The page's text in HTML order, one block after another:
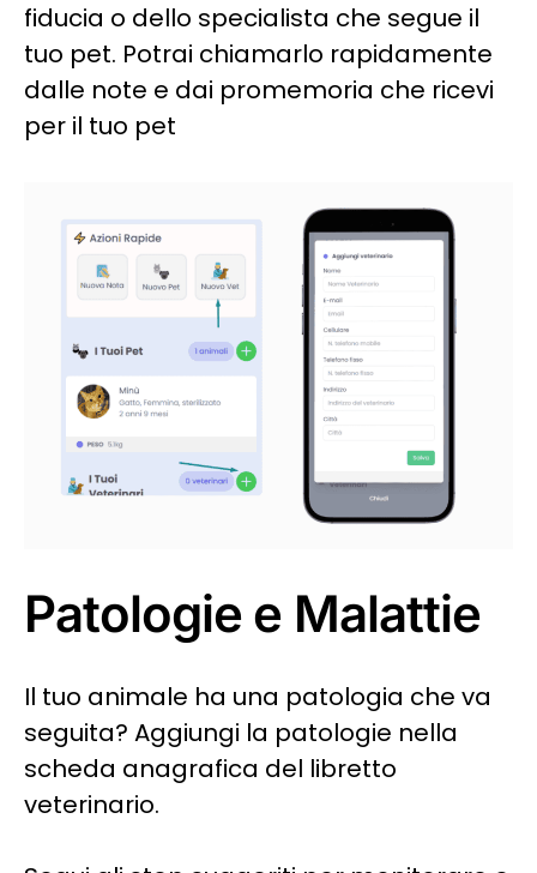
fiducia o dello specialista che segue il
tuo pet. Potrai chiamarlo rapidamente
dalle note e dai promemoria che ricevi
per il tuo pet
Patologie e Malattie
Il tuo animale ha una patologia che va
seguita? Aggiungi la patologie nella
scheda anagrafica del libretto
veterinario.